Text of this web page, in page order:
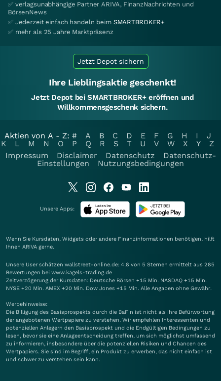
✅ verlagsunabhängige Partner ARIVA, FinanzNachrichten und
BörsenNews
✅ Jederzeit einfach handeln beim SMARTBROKER+
✅ mehr als 25 Jahre Marktpräsenz
Jetzt Depot sichern
Ihre Lieblingsaktie geschenkt!
Jetzt Depot bei SMARTBROKER+ eröffnen und
Willkommensgeschenk sichern.
Aktien von A - Z: # A B C D E F G H I
J
K
L M N O P Q R S T U V W X Y
Z
Impressum
Disclaimer Datenschutz
Datenschutz-
Einstellungen
Nutzungsbedingungen
Unsere Apps:
Wenn Sie Kursdaten, Widgets oder andere Finanzinformationen benötigen, hilft
Ihnen ARIVA gerne.
Unsere User schätzen wallstreet-online.de: 4.8 von 5 Sternen ermittelt aus 285
Bewertungen bei www.kagels-trading.de
Zeitverzögerung der Kursdaten: Deutsche Börsen +15 Min. NASDAQ +15 Min.
NYSE +20 Min. AMEX +20 Min. Dow Jones +15 Min. Alle Angaben ohne Gewähr.
Werbehinweise:
Die Billigung des Basisprospekts durch die BaFin ist nicht als ihre Befürwortung
der angebotenen Wertpapiere zu verstehen. Wir empfehlen Interessenten und
potenziellen Anlegern den Basisprospekt und die Endgültigen Bedingungen zu
lesen, bevor sie eine Anlageentscheidung treffen, um sich möglichst umfassend
zu informieren, insbesondere über die potenziellen Risiken und Chancen des
Wertpapiers. Sie sind im Begriff, ein Produkt zu erwerben, das nicht einfach ist
und schwer zu verstehen sein kann.